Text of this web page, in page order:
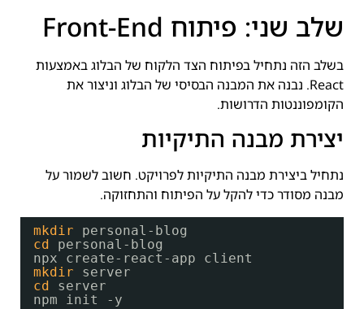
שלב שני: פיתוח Front-End
בשלב הזה נתחיל בפיתוח הצד הלקוח של הבלוג באמצעות
React. נבנה את המבנה הבסיסי של הבלוג וניצור את
הקומפוננטות הדרושות.
יצירת מבנה התיקיות
נתחיל ביצירת מבנה התיקיות לפרויקט. חשוב לשמור על
מבנה מסודר כדי להקל על הפיתוח והתחזוקה.
mkdir
personal-blog
cd
personal-blog
npx create-react-app client
mkdir
server
cd
server
npm init -y